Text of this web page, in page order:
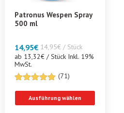
Patronus Wespen Spray
500 ml
14,95€ 14,95€ / Stück
ab 13,32€ / Stück Inkl. 19%
MwSt.
von 5
(71)
Ausführung wählen